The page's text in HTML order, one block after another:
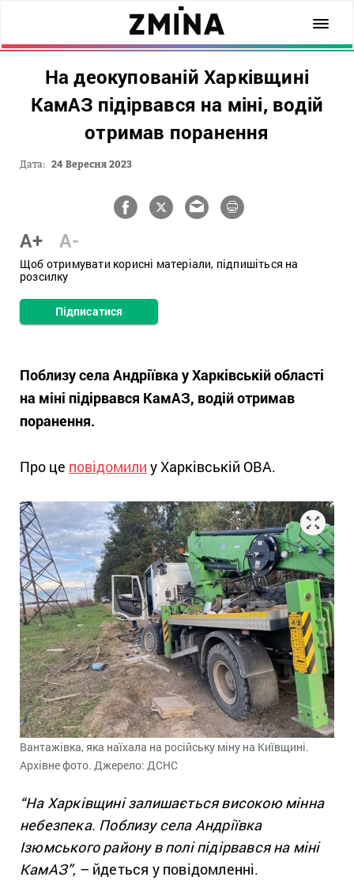
На деокупованій Харківщині
КамАЗ підірвався на міні, водій
отримав поранення
Дата: 24 Вересня 2023
A+ A-
Щоб отримувати корисні матеріали, підпишіться на
розсилку
Підписатися
Поблизу села Андріївка у Харківській області
на міні підірвався КамАЗ, водій отримав
поранення.
Про це повідомили у Харківській ОВА.
Вантажівка, яка наїхала на російську міну на Київщині.
Архівне фото. Джерело: ДСНС
“На Харківщині залишається високою мінна
небезпека. Поблизу села Андріївка
Ізюмського району в полі підірвався на міні
КамАЗ”, – йдеться у повідомленні.